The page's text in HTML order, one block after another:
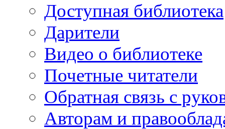
Доступная библиотека
Дарители
Видео о библиотеке
Почетные читатели
Обратная связь с
Авторам и